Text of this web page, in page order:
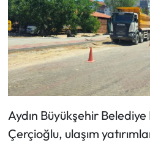
Aydın Büyükşehir Belediye
Çerçioğlu, ulaşım